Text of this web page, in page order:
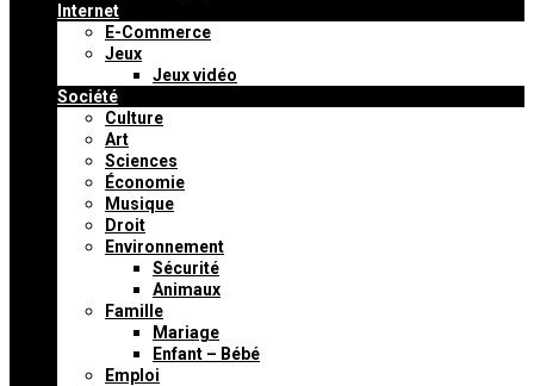
Internet
E-Commerce
Jeux
Jeux vidéo
Société
Culture
Art
Sciences
Économie
Musique
Droit
Environnement
Sécurité
Animaux
Famille
Mariage
Enfant – Bébé
Emploi